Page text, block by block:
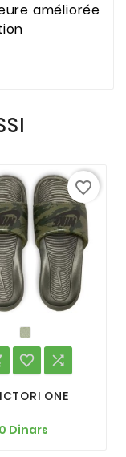
améliorée
 
ONE
Dinars
favorite_border